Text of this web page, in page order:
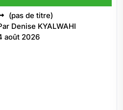
(pas de titre)
5496
Denise KYALWAHI
août 2026